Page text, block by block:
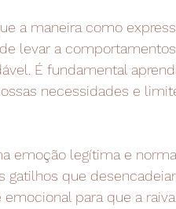
a maneira como
levar a
É fundamental
necessidades e
emoção legítima e
gatilhos que
para que a